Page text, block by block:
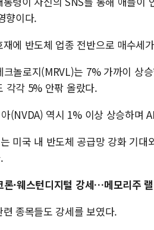
향이다.
재에 반도체 업종 전반으로 매수세
놀로지(MRVL)는 7% 가까이 상
각각 5% 안팎 올랐다.
(NVDA) 역시 1% 이상 상승하며
미국 내 반도체 공급망 강화 기
·웨스턴디지털 강세…메모리주
련 종목들도 강세를 보였다.